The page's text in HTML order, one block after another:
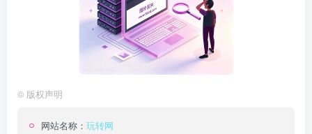
© 版权声明
网站名称： 玩转网